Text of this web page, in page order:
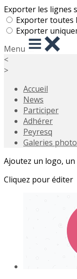
Exporter les lignes
Exporter toutes
Exporter
Menu
<
>
Accueil
News
Participer
Adhérer
Peyresq
Galeries
Ajoutez un logo,
Cliquez pour éditer